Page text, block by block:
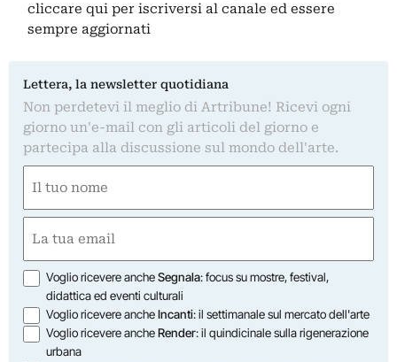
cliccare qui per iscriversi al canale ed essere
sempre aggiornati
Lettera, la newsletter quotidiana
Non perdetevi il meglio di Artribune! Ricevi ogni
giorno un'e-mail con gli articoli del giorno e
partecipa alla discussione sul mondo dell'arte.
(Required)
(Required)
Opzioni
Voglio ricevere ancheSegnala: focus su mostre, festival,
didattica ed eventi culturali
Voglio ricevere ancheIncanti: il settimanale sul mercato dell'arte
Voglio ricevere ancheRender: il quindicinale sulla rigenerazione
urbana